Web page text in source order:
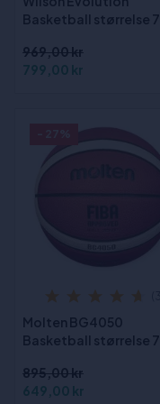
Basketball størrelse 7
969,00 kr
799,00 kr
Molten BG4050
Basketball størrelse 7
895,00 kr
649,00 kr